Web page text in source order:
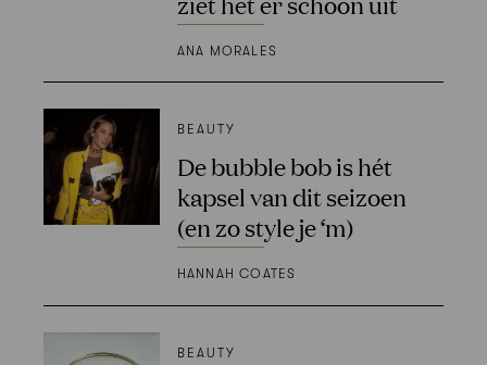
ANA MORALES
BEAUTY
De bubble bob is hét
kapsel van dit seizoen
(en zo style je ‘m)
HANNAH COATES
BEAUTY